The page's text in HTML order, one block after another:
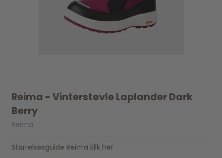
Reima - Vinterstøvle Laplander Dark
Berry
Reima
Størrelsesguide Reima klik her